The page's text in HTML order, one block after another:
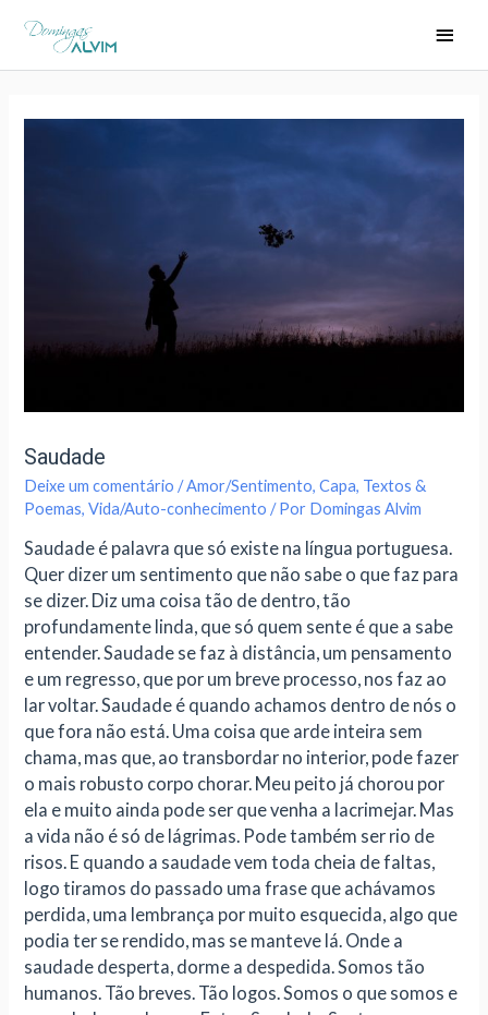
Saudade
Deixe um comentário /Amor/Sentimento,Capa, Textos &
Poemas,Vida/Auto-conhecimento / Por Domingas Alvim
Saudade é palavra que só existe na língua portuguesa.
Quer dizer um sentimento que não sabe o que faz para
se dizer. Diz uma coisa tão de dentro, tão
profundamente linda, que só quem sente é que a sabe
entender. Saudade se faz à distância, um pensamento
e um regresso, que por um breve processo, nos faz ao
lar voltar. Saudade é quando achamos dentro de nós o
que fora não está. Uma coisa que arde inteira sem
chama, mas que, ao transbordar no interior, pode fazer
o mais robusto corpo chorar. Meu peito já chorou por
ela e muito ainda pode ser que venha a lacrimejar. Mas
a vida não é só de lágrimas. Pode também ser rio de
risos. E quando a saudade vem toda cheia de faltas,
logo tiramos do passado uma frase que achávamos
perdida, uma lembrança por muito esquecida, algo que
podia ter se rendido, mas se manteve lá. Onde a
saudade desperta, dorme a despedida. Somos tão
humanos. Tão breves. Tão logos. Somos o que somos e